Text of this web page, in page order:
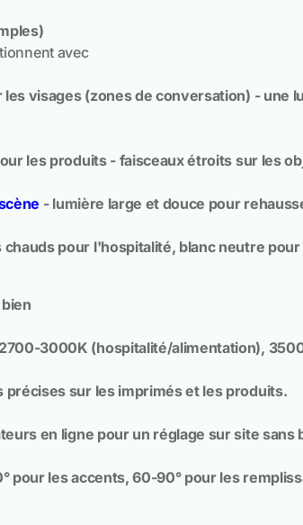
avec
les visages (zones de conversation) -
les produits - faisceaux étroits sur les
- lumière large et douce pour
pour l'hospitalité, blanc neutre
3000K (hospitalité/alimentation),
précises sur les imprimés et les produits.
en ligne pour un réglage sur site sans
pour les accents, 60-90° pour les